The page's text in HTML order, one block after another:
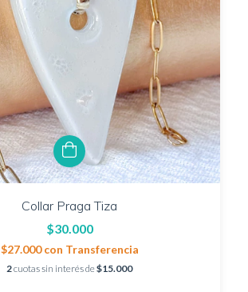
Collar Praga Tiza
$30.000
$27.000con Transferencia
2cuotas sin interés de$15.000